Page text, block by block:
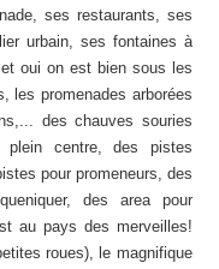
ses restaurants, ses
urbain, ses fontaines à
oui on est bien sous les
les promenades arborées
des chauves souries
plein centre, des pistes
pour promeneurs, des
des area pour
au pays des merveilles!
roues), le magnifique